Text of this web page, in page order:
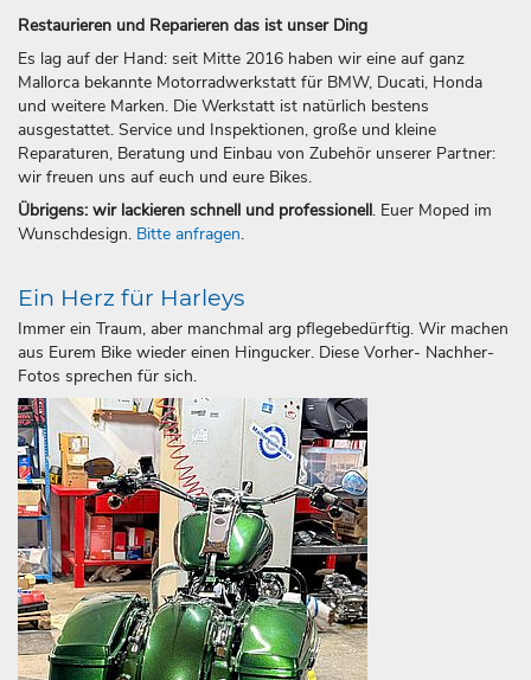
Restaurieren und Reparieren das ist unser Ding
Es lag auf der Hand: seit Mitte 2016 haben wir eine auf ganz
Mallorca bekannte Motorradwerkstatt für BMW, Ducati, Honda
und weitere Marken. Die Werkstatt ist natürlich bestens
ausgestattet. Service und Inspektionen, große und kleine
Reparaturen, Beratung und Einbau von Zubehör unserer Partner:
wir freuen uns auf euch und eure Bikes.
Übrigens: wir lackieren schnell und professionell. Euer Moped im
Wunschdesign. Bitte anfragen.
Ein Herz für Harleys
Immer ein Traum, aber manchmal arg pflegebedürftig. Wir machen
aus Eurem Bike wieder einen Hingucker. Diese Vorher- Nachher-
Fotos sprechen für sich.